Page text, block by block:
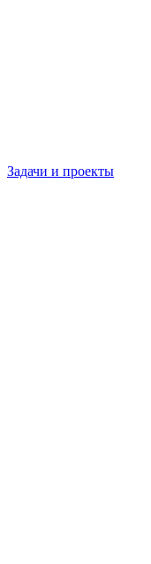
Задачи и проекты